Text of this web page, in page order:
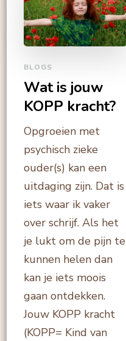
BLOGS
Wat is jouw
KOPP kracht?
Opgroeien met
psychisch zieke
ouder(s) kan een
uitdaging zijn. Dat is
iets waar ik vaker
over schrijf. Als het
je lukt om de pijn te
kunnen helen dan
kan je iets moois
gaan ontdekken.
Jouw KOPP kracht
(KOPP= Kind van